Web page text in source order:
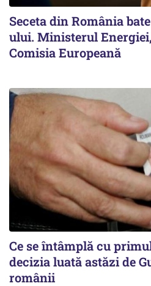
Seceta din România
ului. Ministerul
Comisia Europeană
Ce se întâmplă cu
decizia luată astăzi de
românii